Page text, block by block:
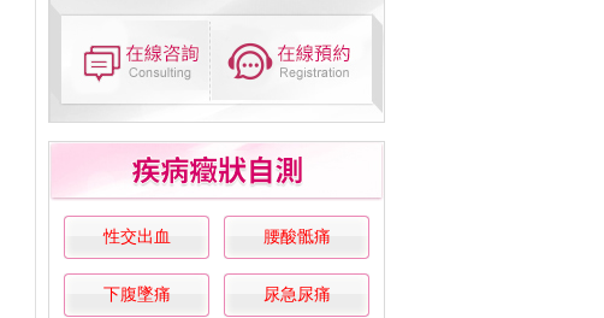
性交出血 腰酸骶痛
下腹墜痛 尿急尿痛